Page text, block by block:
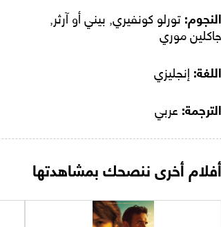
النجوم:تورلو كونفيري, بيني أو آرثر,
جاكلين موري
اللغة: إنجليزي
الترجمة: عربي
أفلام أخرى ننصحك بمشاهدتها